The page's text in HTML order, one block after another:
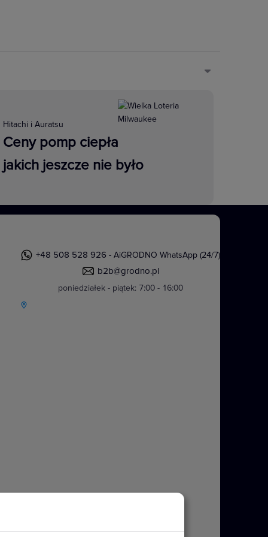
jest częścią naszego życia.
zapewniających dostęp do
Hitachi i Auratsu
Ceny pomp ciepła
jakich jeszcze nie było
+48 508 528 926 - AiGRODNO WhatsApp (24/7)
b2b@grodno.pl
poniedziałek - piątek: 7:00 - 16:00